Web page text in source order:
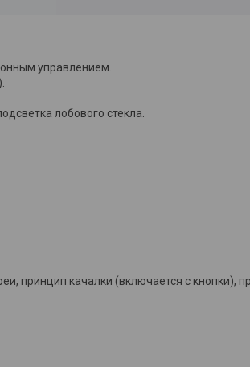
управлением.
лобового стекла.
принцип качалки (включается с кнопки),